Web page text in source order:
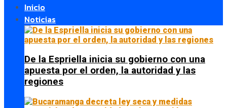
Inicio
Noticias
De la Espriella inicia su gobierno con una
apuesta por el orden, la autoridad y las
regiones